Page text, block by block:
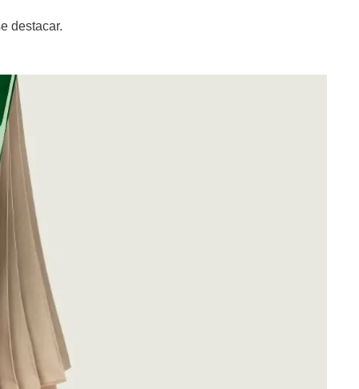
destacar.